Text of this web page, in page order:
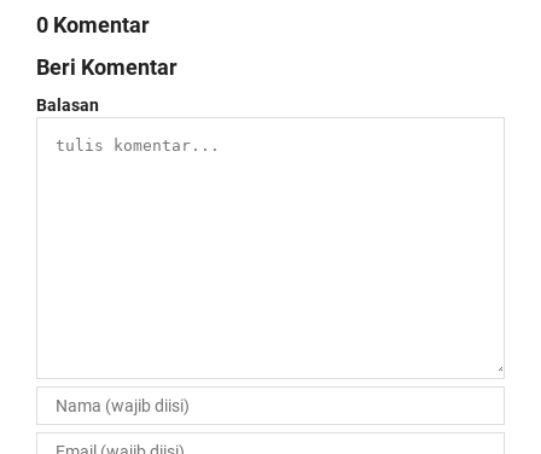
0 Komentar
Beri Komentar
Balasan